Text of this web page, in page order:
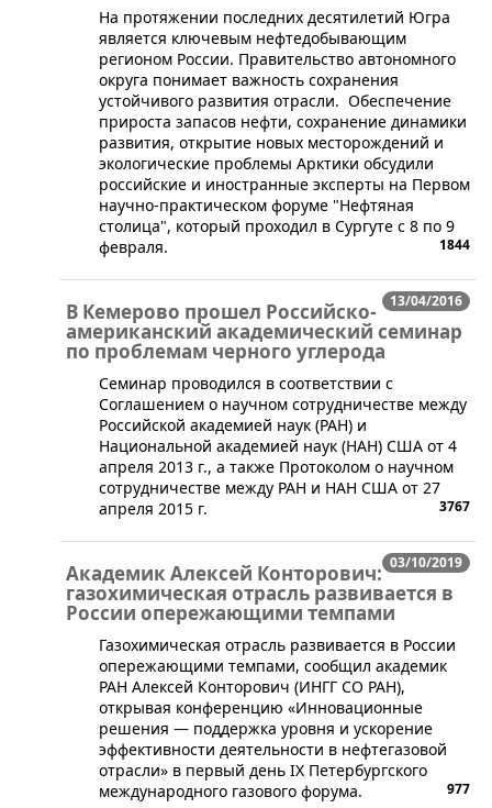
На протяжении последних десятилетий Югра
является ключевым нефтедобывающим
регионом России. Правительство автономного
округа понимает важность сохранения
устойчивого развития отрасли. ​​Обеспечение
прироста запасов нефти, сохранение динамики
развития, открытие новых месторождений и
экологические проблемы Арктики обсудили
российские и иностранные эксперты на Первом
научно-практическом форуме "Нефтяная
столица", который проходил в Сургуте с 8 по 9
февраля.
1844
13/04/2016
В Кемерово прошел Российско-
американский академический семинар
по проблемам черного углерода
​Семинар проводился в соответствии с
Соглашением о научном сотрудничестве между
Российской академией наук (РАН) и
Национальной академией наук (НАН) США от 4
апреля 2013 г., а также Протоколом о научном
сотрудничестве между РАН и НАН США от 27
апреля 2015 г.
3767
03/10/2019
Академик Алексей Конторович:
газохимическая отрасль развивается в
России опережающими темпами
​Газохимическая отрасль развивается в России
опережающими темпами, сообщил академик
РАН Алексей Конторович (ИНГГ СО РАН),
открывая конференцию «Инновационные
решения — поддержка уровня и ускорение
эффективности деятельности в нефтегазовой
отрасли» в первый день IX Петербургского
международного газового форума.
977